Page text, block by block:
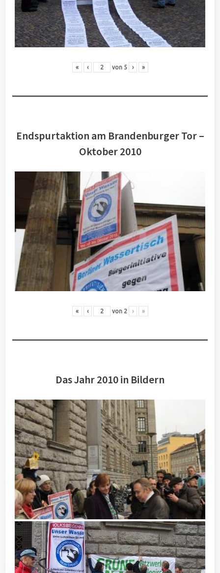
« ‹ von 5 › »
Endspurtaktion am Brandenburger Tor –
Oktober 2010
« ‹ von 2 › »
Das Jahr 2010 in Bildern